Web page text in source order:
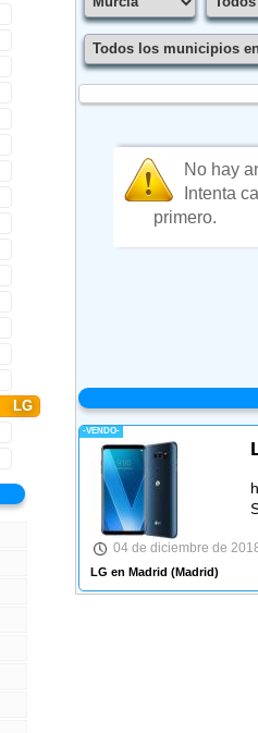
LG
No hay
Intenta
primero.
-VENDO-
04 de diciembre de
LG en Madrid (Madrid)